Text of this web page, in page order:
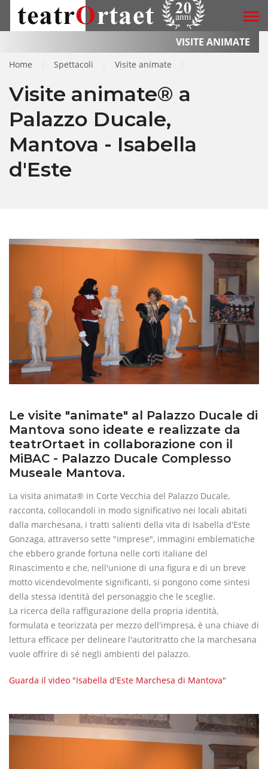
VISITE ANIMATE
Home Spettacoli Visite animate
Visite animate® a
Palazzo Ducale,
Mantova - Isabella
d'Este
Le visite "animate" al Palazzo Ducale di
Mantova sono ideate e realizzate da
teatrOrtaet in collaborazione con il
MiBAC - Palazzo Ducale Complesso
Museale Mantova.
La visita animata® in Corte Vecchia del Palazzo Ducale,
racconta, collocandoli in modo significativo nei locali abitati
dalla marchesana, i tratti salienti della vita di Isabella d'Este
Gonzaga, attraverso sette "imprese", immagini emblematiche
che ebbero grande fortuna nelle corti italiane del
Rinascimento e che, nell'unione di una figura e di un breve
motto vicendevolmente significanti, si pongono come sintesi
della stessa identità del personaggio che le sceglie.
La ricerca della raffigurazione della propria identità,
formulata e teorizzata per mezzo dell'impresa, è una chiave di
lettura efficace per delineare l'autoritratto che la marchesana
vuole offrire di sé negli ambienti del palazzo.
Guarda il video "Isabella d'Este Marchesa di Mantova"